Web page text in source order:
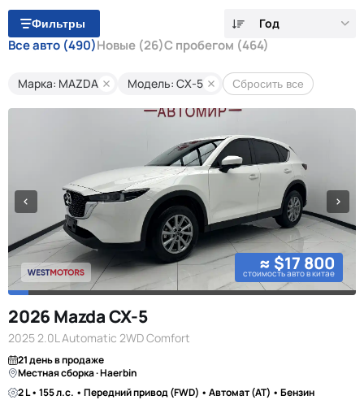
Фильтры Год
Все авто (490)Новые (26)С пробегом (464)
Марка: MAZDA Модель: CX-5 Сбросить все
≈ $17 800
стоимость авто в китае
2026 Mazda CX-5
2025 2.0L Automatic 2WD Comfort
21 день в продаже
Местная сборка · Haerbin
2 L • 155 л.с. • Передний привод (FWD) • Автомат (AT) • Бензин